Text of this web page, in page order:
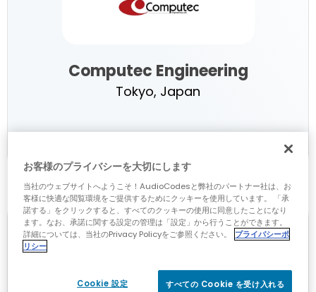
Computec
Engineering
Computec Engineering
Tokyo, Japan
Gold Partner
お客様のプライバシーを大切にします
当社のウェブサイトへようこそ！AudioCodesと弊社のパートナー社は、お
客様に快適な閲覧環境をご提供するためにクッキーを使用しています。 「承
諾する」をクリックすると、すべてのクッキーの使用に同意したことになり
ます。なお、承諾に関する設定の管理は「設定」から行うことができます。
詳細については、当社のPrivacy Policyをご参照ください。
プライバシーポ
リシー
Cookie 設定 すべての Cookie を受け入れる